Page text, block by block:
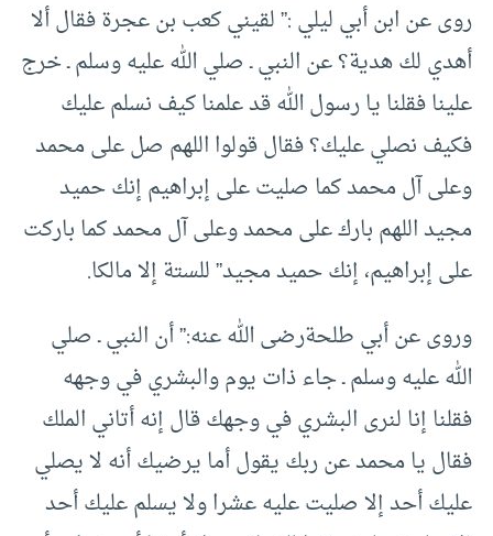
روى عن ابن أبي ليلي :” لقيني كعب بن عجرة فقال ألا
أهدي لك هدية؟ عن النبي ـ صلي الله عليه وسلم ـ خرج
علينا فقلنا يا رسول الله قد علمنا كيف نسلم عليك
فكيف نصلي عليك؟ فقال قولوا اللهم صل على محمد
وعلى آل محمد كما صليت على إبراهيم إنك حميد
مجيد اللهم بارك على محمد وعلى آل محمد كما باركت
على إبراهيم، إنك حميد مجيد” للستة إلا مالكا.
وروى عن أبي طلحةرضى الله عنه:” أن النبي ـ صلي
الله عليه وسلم ـ جاء ذات يوم والبشري في وجهه
فقلنا إنا لنرى البشري في وجهك قال إنه أتاني الملك
فقال يا محمد عن ربك يقول أما يرضيك أنه لا يصلي
عليك أحد إلا صليت عليه عشرا ولا يسلم عليك أحد